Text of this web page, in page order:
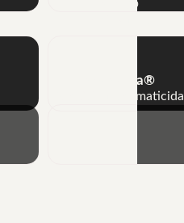
Naft®
No-Nema®
Fungicida e nematicida